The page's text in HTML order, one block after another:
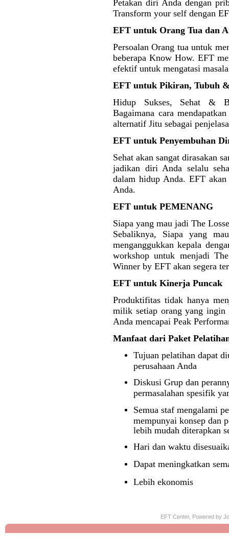
Petakan diri Anda dengan
Transform your self dengan
EFT untuk Orang Tua dan
Persoalan Orang tua untuk
beberapa Know How. EFT
efektif untuk mengatasi
EFT untuk Pikiran, Tubuh
Hidup Sukses, Sehat &
Bagaimana cara
alternatif Jitu sebagai
EFT untuk Penyembuhan
Sehat akan sangat dirasakan
jadikan diri Anda selalu
dalam hidup Anda. EFT akan
Anda.
EFT untuk PEMENANG
Siapa yang mau jadi The
Sebaliknya, Siapa yang
menganggukkan kepala
workshop untuk menjadi
Winner by EFT akan segera
EFT untuk Kinerja Puncak
Produktifitas tidak hanya
milik setiap orang yang ingin
Anda mencapai Peak
Manfaat dari Paket
Tujuan pelatihan dapat
perusahaan Anda
Diskusi Grup dan
permasalahan spesifik
Semua staf mengalami
mempunyai konsep dan
lebih mudah diterapkan
Hari dan waktu
Dapat meningkatkan
Lebih ekonomis
EFT Center, Powered by